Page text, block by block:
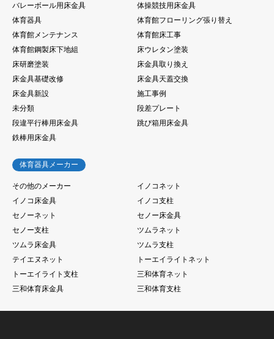
バレーボール用床金具
体操競技用床金具
体育器具
体育館フローリング張り替え
体育館メンテナンス
体育館床工事
体育館鋼製床下地組
床ウレタン塗装
床研磨塗装
床金具取り換え
床金具基礎改修
床金具天蓋交換
床金具新設
施工事例
未分類
段差プレート
段違平行棒用床金具
跳び箱用床金具
鉄棒用床金具
体育器具メーカー
その他のメーカー
イノコネット
イノコ床金具
イノコ支柱
セノーネット
セノー床金具
セノー支柱
ツムラネット
ツムラ床金具
ツムラ支柱
テイエヌネット
トーエイライトネット
トーエイライト支柱
三和体育ネット
三和体育床金具
三和体育支柱